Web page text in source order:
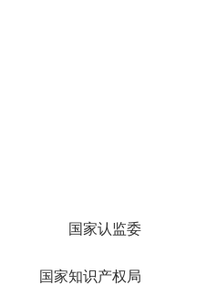
国家认监委
国家知识产权局